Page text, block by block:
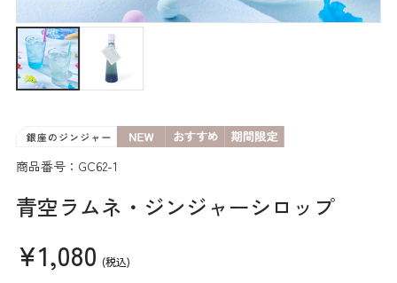
商品番号：GC62-1
青空ラムネ・ジンジャーシロップ
¥1,080 (税込)